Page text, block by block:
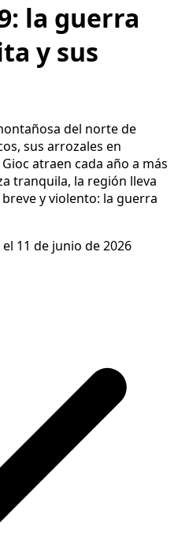
la guerra
y sus
del norte de
sus arrozales en
atraen cada año a más
tranquila, la región lleva
y violento: la guerra
11 de junio de 2026